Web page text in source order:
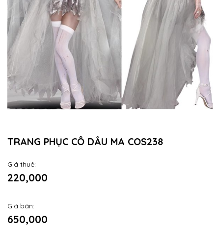
TRANG PHỤC CÔ DÂU MA COS238
Giá thuê:
220,000
Giá bán:
650,000